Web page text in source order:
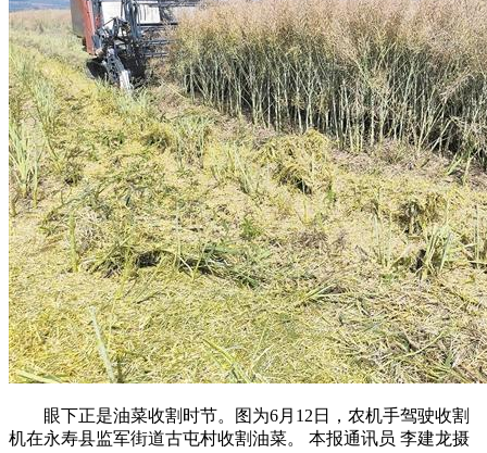
眼下正是油菜收割时节。图为6月12日，农机手驾驶收割
机在永寿县监军街道古屯村收割油菜。 本报通讯员 李建龙摄